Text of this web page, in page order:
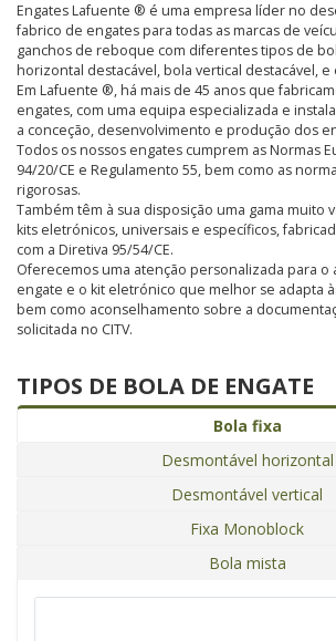
Engates Lafuente ® é uma empresa líder no
fabrico de engates para todas as marcas de
ganchos de reboque com diferentes tipos de
horizontal destacável, bola vertical destacável,
Em Lafuente ®, há mais de 45 anos que
engates, com uma equipa especializada e
a conceção, desenvolvimento e produção dos
Todos os nossos engates cumprem as Normas
94/20/CE e Regulamento 55, bem como as
rigorosas.
Também têm à sua disposição uma gama muito
kits eletrónicos, universais e específicos,
com a Diretiva 95/54/CE.
Oferecemos uma atenção personalizada para o
engate e o kit eletrónico que melhor se adapta
bem como aconselhamento sobre a
solicitada no CITV.
TIPOS DE BOLA DE ENGATE
Bola fixa
Desmontável horizontal
Desmontável vertical
Fixa Monoblock
Bola mista